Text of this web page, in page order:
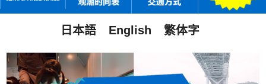
日本語 English 繁体字